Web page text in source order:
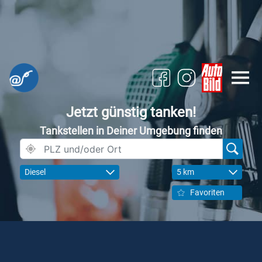
Jetzt günstig tanken!
Tankstellen in Deiner Umgebung finden
Diesel 5 km
Favoriten